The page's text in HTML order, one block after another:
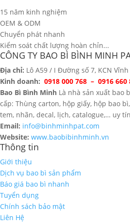
15 năm kinh nghiệm
OEM & ODM
Chuyển phát nhanh
Kiểm soát chất lượng hoàn chỉn...
CÔNG TY BAO BÌ BÌNH MINH
Địa chỉ: Lô A59 / I Đường số 7, KCN
Kinh doanh: 0918 000 768 – 0916 660
Bao Bì Bình Minh Là nhà sản xuất bao
cấp: Thùng carton, hộp giấy, hộp bao
tem, nhãn, decal, lịch, catalogue,… uy
Email: info@binhminhpat.com
Website: www.baobibinhminh.vn
Thông tin
Giới thiệu
Dịch vụ bao bì sản phẩm
Báo giá bao bì nhanh
Tuyển dụng
Chính sách bảo mật
Liên Hệ